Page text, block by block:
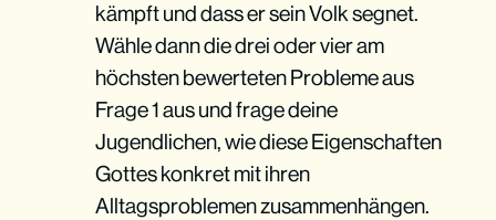
Lass niemanden dominieren – auch dich
nicht
kämpft und dass er sein Volk segnet.
Wähle dann die drei oder vier am
höchsten bewerteten Probleme aus
Frage 1 aus und frage deine
Jugendlichen, wie diese Eigenschaften
Gottes konkret mit ihren
Alltagsproblemen zusammenhängen.